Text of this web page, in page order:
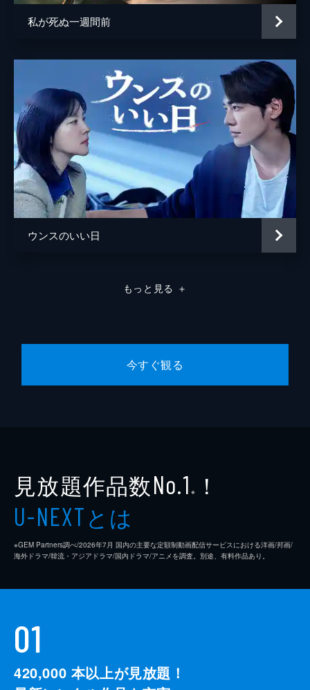
ンジンは、自ら法則を試そうと行動に出る。
62分
自ら立てた仮説を検証するため、スーパーの
配達員となってミジョンとの接触を試みるド
ンジン。幸せを感じつつも、検証によって死
の法則は具体化していく。ある日、ミジョン
を追って同じバスに乗車するが...。
第8話 イ･ドンジン
命懸けでデータ検証をするドンジンは、ウン
シルに頼み、ミジョンが過去に好きになった
人のことを聞き出す。変数を明らかにしたド
ンジンは、ウンシルとジュンヒョクにメッセ
ージを残し、ある決意を固める。
告げられたジュンヒョク。ドンジンの部屋を
が手掛かりを残していった理由を知る。
私が死ぬ一週間前
ウンスのいい日
もっと見る ＋
今すぐ観る
見放題作品数No.1 ※ ！
U-NEXTとは
※GEM Partners調べ/2026年7⽉ 国内の主要な定額制動画配信サービスにおける洋画/邦画/
海外ドラマ/韓流・アジアドラマ/国内ドラマ/アニメを調査。別途、有料作品あり。
01
420,000 本以上が見放題！